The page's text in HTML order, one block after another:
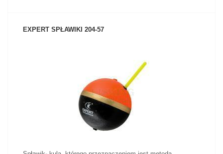
EXPERT SPŁAWIKI 204-57
ZOBACZ PRODUKT